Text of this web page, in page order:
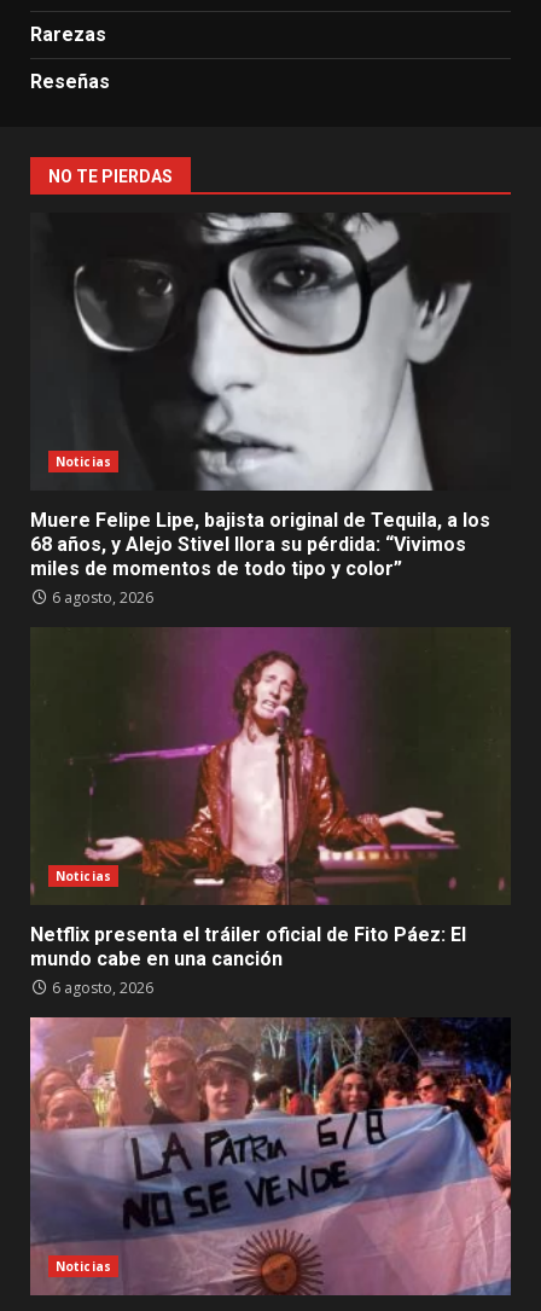
Rarezas
Reseñas
NO TE PIERDAS
Noticias
Muere Felipe Lipe, bajista original de Tequila, a los
68 años, y Alejo Stivel llora su pérdida: “Vivimos
miles de momentos de todo tipo y color”
6 agosto, 2026
Noticias
Netflix presenta el tráiler oficial de Fito Páez: El
mundo cabe en una canción
6 agosto, 2026
Noticias